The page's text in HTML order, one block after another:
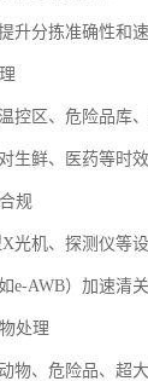
升分拣准确性和
控区、危险品库
生鲜、医药等时
规
光机、探测仪等
e-AWB）加速清关
处理
物、危险品、超